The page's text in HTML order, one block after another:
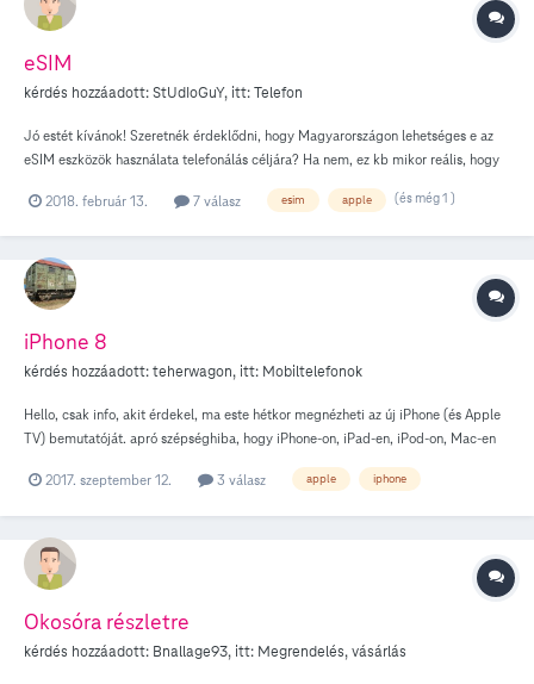
eSIM
kérdés hozzáadott:StUdIoGuY, itt:Telefon
Jó estét kívánok! Szeretnék érdeklődni, hogy Magyarországon lehetséges e az
eSIM eszközök használata telefonálás céljára? Ha nem, ez kb mikor reális, hogy
2018. február 13.
7 válasz esim apple (és még 1 )
iPhone 8
kérdés hozzáadott:teherwagon, itt: Mobiltelefonok
Hello, csak info, akit érdekel, ma este hétkor megnézheti az új iPhone (és Apple
TV) bemutatóját. apró szépséghiba, hogy iPhone-on, iPad-en, iPod-on, Mac-en
2017. szeptember 12.
3 válasz apple iphone
Okosóra részletre
kérdés hozzáadott: Bnallage93, itt: Megrendelés, vásárlás